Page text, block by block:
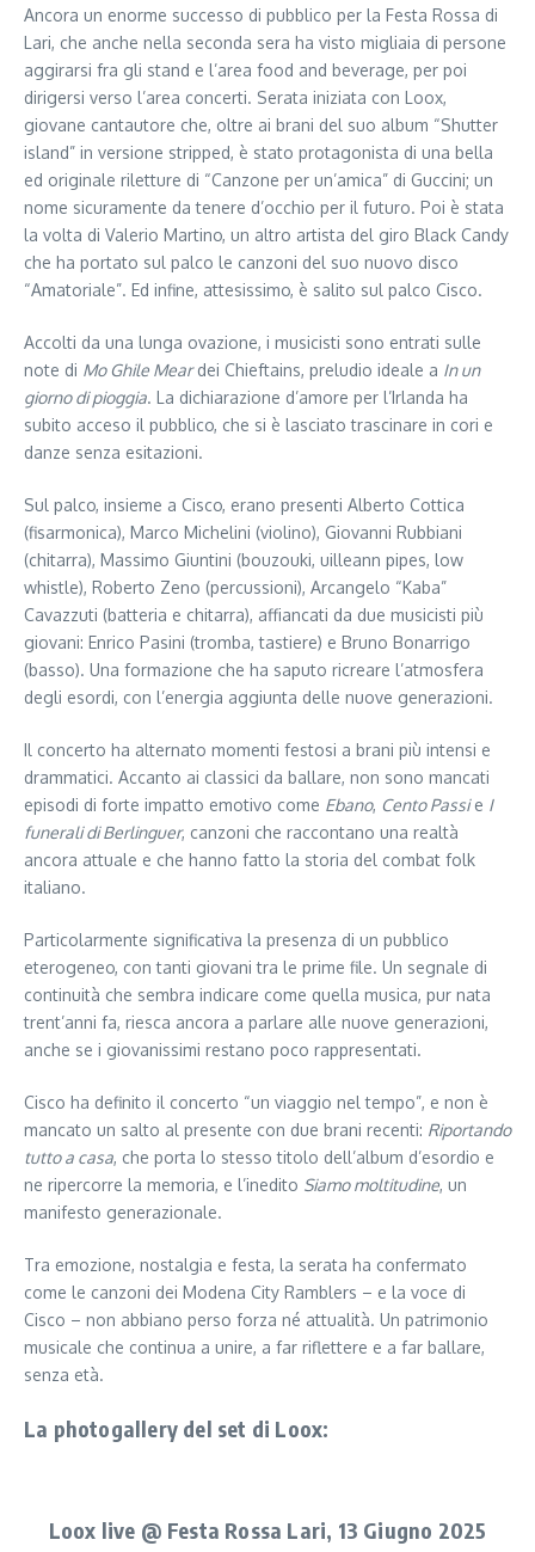
Ancora un enorme successo di pubblico per la Festa Rossa di
Lari, che anche nella seconda sera ha visto migliaia di persone
aggirarsi fra gli stand e l’area food and beverage, per poi
dirigersi verso l’area concerti. Serata iniziata con Loox,
giovane cantautore che, oltre ai brani del suo album “Shutter
island” in versione stripped, è stato protagonista di una bella
ed originale riletture di “Canzone per un’amica” di Guccini; un
nome sicuramente da tenere d’occhio per il futuro. Poi è stata
la volta di Valerio Martino, un altro artista del giro Black Candy
che ha portato sul palco le canzoni del suo nuovo disco
“Amatoriale”. Ed infine, attesissimo, è salito sul palco Cisco.
Accolti da una lunga ovazione, i musicisti sono entrati sulle
note di Mo Ghile Meardei Chieftains, preludio ideale a In un
giorno di pioggia. La dichiarazione d’amore per l’Irlanda ha
subito acceso il pubblico, che si è lasciato trascinare in cori e
danze senza esitazioni.
Sul palco, insieme a Cisco, erano presenti Alberto Cottica
(fisarmonica), Marco Michelini (violino), Giovanni Rubbiani
(chitarra), Massimo Giuntini (bouzouki, uilleann pipes, low
whistle), Roberto Zeno (percussioni), Arcangelo “Kaba”
Cavazzuti (batteria e chitarra), affiancati da due musicisti più
giovani: Enrico Pasini (tromba, tastiere) e Bruno Bonarrigo
(basso). Una formazione che ha saputo ricreare l’atmosfera
degli esordi, con l’energia aggiunta delle nuove generazioni.
Il concerto ha alternato momenti festosi a brani più intensi e
drammatici. Accanto ai classici da ballare, non sono mancati
episodi di forte impatto emotivo come Ebano, Cento Passie I
funerali di Berlinguer, canzoni che raccontano una realtà
ancora attuale e che hanno fatto la storia del combat folk
italiano.
Particolarmente significativa la presenza di un pubblico
eterogeneo, con tanti giovani tra le prime file. Un segnale di
continuità che sembra indicare come quella musica, pur nata
trent’anni fa, riesca ancora a parlare alle nuove generazioni,
anche se i giovanissimi restano poco rappresentati.
Cisco ha definito il concerto “un viaggio nel tempo”, e non è
mancato un salto al presente con due brani recenti: Riportando
tutto a casa, che porta lo stesso titolo dell’album d’esordio e
ne ripercorre la memoria, e l’inedito Siamo moltitudine, un
manifesto generazionale.
Tra emozione, nostalgia e festa, la serata ha confermato
come le canzoni dei Modena City Ramblers – e la voce di
Cisco – non abbiano perso forza né attualità. Un patrimonio
musicale che continua a unire, a far riflettere e a far ballare,
senza età.
La photogallery del set di Loox:
Loox live @ Festa Rossa Lari, 13 Giugno 2025